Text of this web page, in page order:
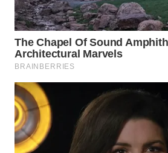
WN
TAPANULI
TENGAH
WN DELI
SERDANG
WN
TEBING
TINGGI